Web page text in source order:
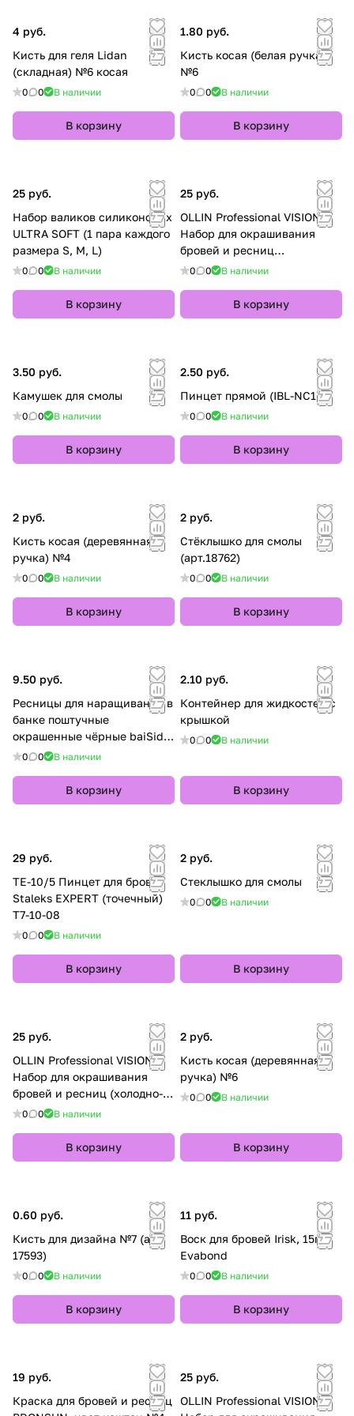
ресн
иц
ей и
ресн
иц
4 руб.
Кисть для геля Lidan
(складная) №6 косая
0 0 В наличии
В корзину
1.80 руб.
Кисть косая (белая ручка)
№6
0 0 В наличии
В корзину
25 руб.
Набор валиков силиконовых
ULTRA SOFT (1 пара каждого
размера S, M, L)
0 0 В наличии
В корзину
25 руб.
OLLIN Professional VISION
Набор для окрашивания
бровей и ресниц
(коричневый)
0 0 В наличии
В корзину
3.50 руб.
Камушек для смолы
0 0 В наличии
В корзину
2.50 руб.
Пинцет прямой (IBL-NC15)
0 0 В наличии
В корзину
2 руб.
Кисть косая (деревянная
ручка) №4
0 0 В наличии
В корзину
2 руб.
Стёклышко для смолы
(арт.18762)
0 0 В наличии
В корзину
9.50 руб.
Ресницы для наращивания в
банке поштучные
окрашенные чёрные baiSida
8мм 0,15 С
0 0 В наличии
В корзину
2.10 руб.
Контейнер для жидкостей с
крышкой
0 0 В наличии
В корзину
29 руб.
TE-10/5 Пинцет для бровей
Staleks EXPERT (точечный)
T7-10-08
0 0 В наличии
В корзину
2 руб.
Стеклышко для смолы
0 0 В наличии
В корзину
25 руб.
OLLIN Professional VISION
Набор для окрашивания
бровей и ресниц (холодно-
коричневый)
0 0 В наличии
В корзину
2 руб.
Кисть косая (деревянная
ручка) №6
0 0 В наличии
В корзину
0.60 руб.
Кисть для дизайна №7 (арт.
17593)
0 0 В наличии
В корзину
11 руб.
Воск для бровей Irisk, 15гр
Evabond
0 0 В наличии
В корзину
19 руб.
Краска для бровей и ресниц
25 руб.
OLLIN Professional VISION